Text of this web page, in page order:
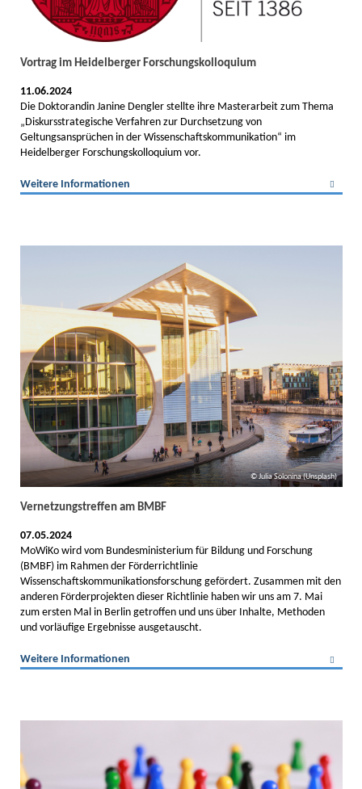
Vortrag im Heidelberger Forschungskolloquium
11.06.2024
Die Doktorandin Janine Dengler stellte ihre Masterarbeit zum Thema
„Diskursstrategische Verfahren zur Durchsetzung von
Geltungsansprüchen in der Wissenschaftskommunikation“ im
Heidelberger Forschungskolloquium vor.
Weitere Informationen
Julia Solonina (Unsplash)
Vernetzungstreffen am BMBF
07.05.2024
MoWiKo wird vom Bundesministerium für Bildung und Forschung
(BMBF) im Rahmen der Förderrichtlinie
Wissenschaftskommunikationsforschung gefördert. Zusammen mit den
anderen Förderprojekten dieser Richtlinie haben wir uns am 7. Mai
zum ersten Mal in Berlin getroffen und uns über Inhalte, Methoden
und vorläufige Ergebnisse ausgetauscht.
Weitere Informationen